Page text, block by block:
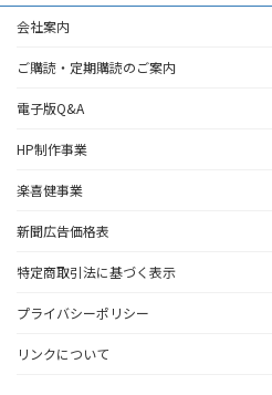
会社案内
ご購読・定期購読のご案内
電子版Q&A
HP制作事業
楽喜健事業
新聞広告価格表
特定商取引法に基づく表示
プライバシーポリシー
リンクについて